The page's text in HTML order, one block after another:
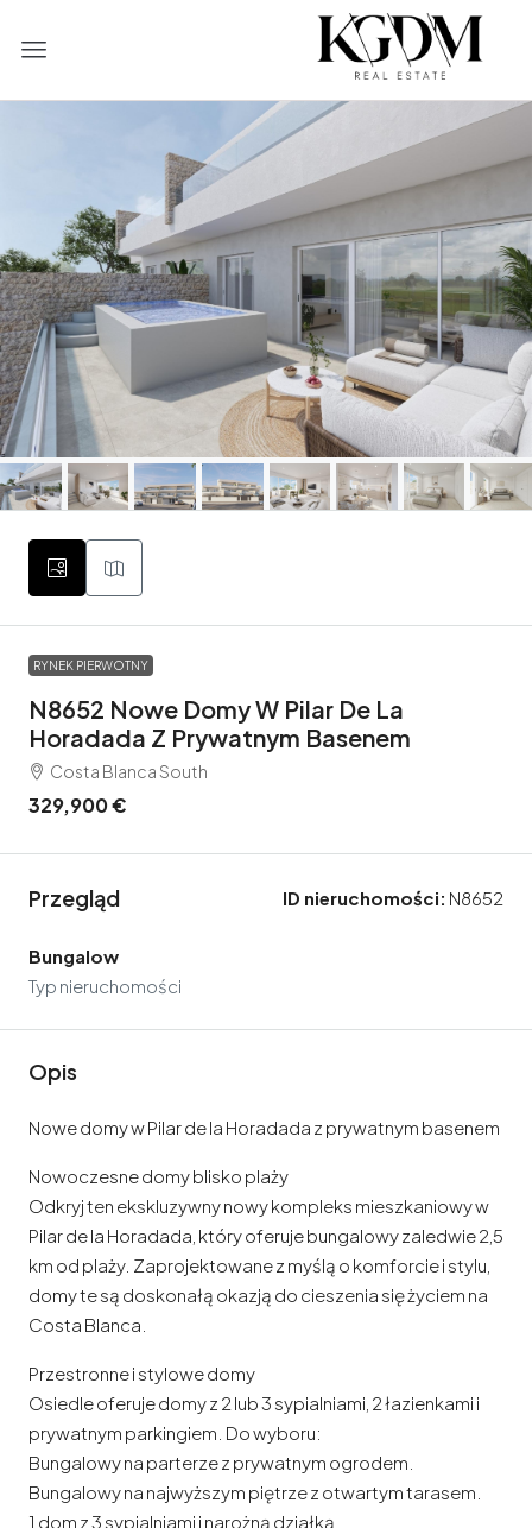
RYNEK PIERWOTNY
N8652 Nowe Domy W Pilar De La
Horadada Z Prywatnym Basenem
Costa Blanca South
329,900 €
Przegląd ID nieruchomości: N8652
Bungalow
Typ nieruchomości
Opis
Nowe domy w Pilar de la Horadada z prywatnym basenem
Nowoczesne domy blisko plaży
Odkryj ten ekskluzywny nowy kompleks mieszkaniowy w
Pilar de la Horadada, który oferuje bungalowy zaledwie 2,5
km od plaży. Zaprojektowane z myślą o komforcie i stylu,
domy te są doskonałą okazją do cieszenia się życiem na
Costa Blanca.
Przestronne i stylowe domy
Osiedle oferuje domy z 2 lub 3 sypialniami, 2 łazienkami i
prywatnym parkingiem. Do wyboru:
Bungalowy na parterze z prywatnym ogrodem.
Bungalowy na najwyższym piętrze z otwartym tarasem.
1 dom z 3 sypialniami i narożną działką.